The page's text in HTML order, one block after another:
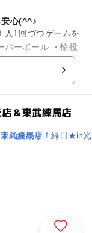
安心(^^♪
パーボール ・輪投
＆東武練馬店